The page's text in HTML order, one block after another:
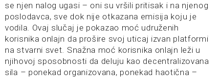
se njen nalog ugasi – oni su vršili pritisak i na njenog
poslodavca, sve dok nije otkazana emisija koju je
vodila. Ovaj slučaj je pokazao moć udruženih
korisnika onlajn da prošire svoj uticaj izvan platformi
na stvarni svet. Snažna moć korisnika onlajn leži u
njihovoj sposobnosti da deluju kao decentralizovana
sila – ponekad organizovana, ponekad haotična –